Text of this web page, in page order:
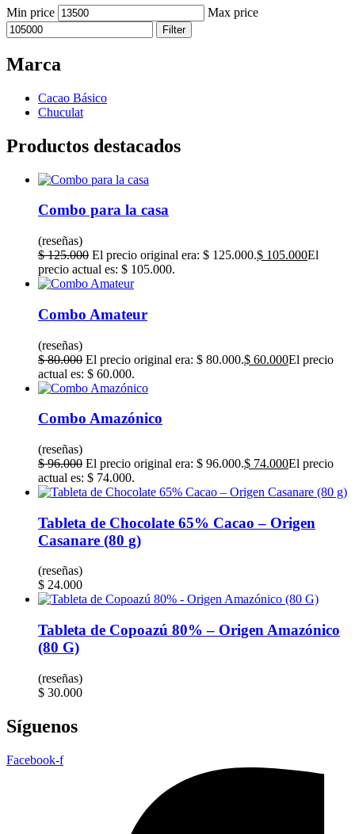
Min price Max price
Filter
Marca
Cacao Básico
Chuculat
Productos destacados
Combo para la casa
(reseñas)
$125.000 El precio original era: $ 125.000.$ 105.000El
precio actual es: $ 105.000.
Combo Amateur
(reseñas)
$80.000 El precio original era: $ 80.000.$ 60.000El precio
actual es: $ 60.000.
Combo Amazónico
(reseñas)
$96.000 El precio original era: $ 96.000.$ 74.000El precio
actual es: $ 74.000.
Tableta de Chocolate 65% Cacao – Origen
Casanare (80 g)
(reseñas)
$ 24.000
Tableta de Copoazú 80% – Origen Amazónico
(80 G)
(reseñas)
$ 30.000
Síguenos
Facebook-f